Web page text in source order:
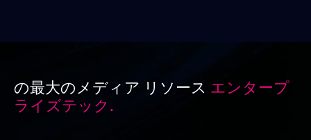
の最大のメディア リソース エンタープ
ライズテック.